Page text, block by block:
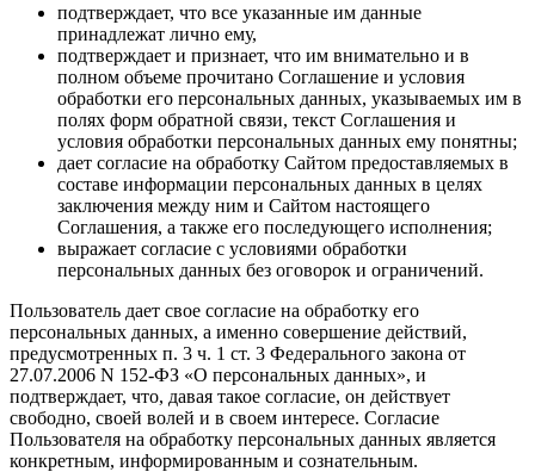
подтверждает, что все указанные им данные
принадлежат лично ему,
подтверждает и признает, что им внимательно и в
полном объеме прочитано Соглашение и условия
обработки его персональных данных, указываемых им в
полях форм обратной связи, текст Соглашения и
условия обработки персональных данных ему понятны;
дает согласие на обработку Сайтом предоставляемых в
составе информации персональных данных в целях
заключения между ним и Сайтом настоящего
Соглашения, а также его последующего исполнения;
выражает согласие с условиями обработки
персональных данных без оговорок и ограничений.
Пользователь дает свое согласие на обработку его
персональных данных, а именно совершение действий,
предусмотренных п. 3 ч. 1 ст. 3 Федерального закона от
27.07.2006 N 152-ФЗ «О персональных данных», и
подтверждает, что, давая такое согласие, он действует
свободно, своей волей и в своем интересе. Согласие
Пользователя на обработку персональных данных является
конкретным, информированным и сознательным.